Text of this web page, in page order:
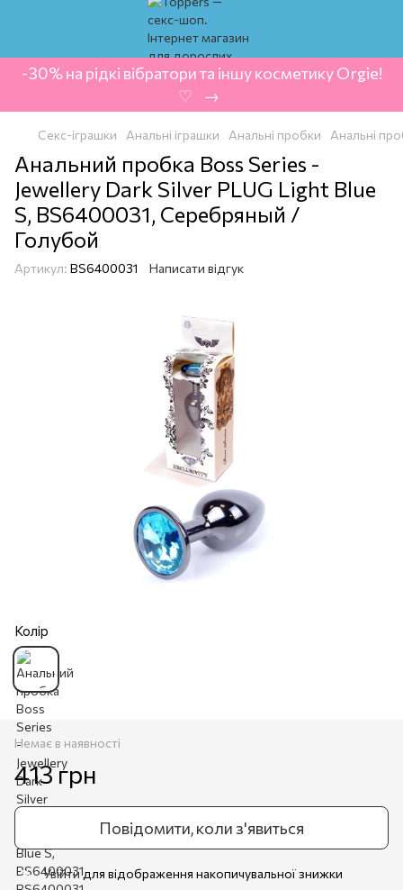
-30% на рідкі вібратори та іншу косметику Orgie!
‍ ♡ ‍ → ‍
Секс-іграшки Анальні іграшки Анальні пробки Анальні
Анальний пробка Boss Series -
Jewellery Dark Silver PLUG Light Blue
S, BS6400031, Серебряный /
Голубой
Артикул: BS6400031 Написати відгук
Колір
Немає в наявності
413 грн
Повідомити, коли з'явиться
% Увійтидля відображення накопичувальної знижки